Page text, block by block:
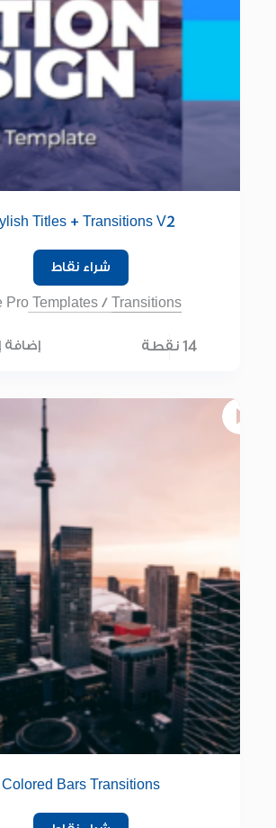
Titles + Transitions V2
شراء نقاط
Pro Templates/ Transitions
14 نقطة إضافة
Colored Bars Transitions